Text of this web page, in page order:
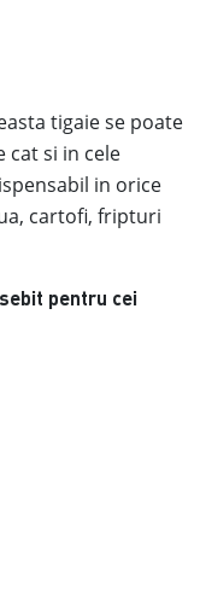
tigaie se poate
si in cele
in orice
cartofi, fripturi
pentru cei